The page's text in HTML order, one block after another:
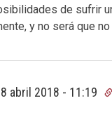
de sufrir
y no será que
abril 2018 - 11:19